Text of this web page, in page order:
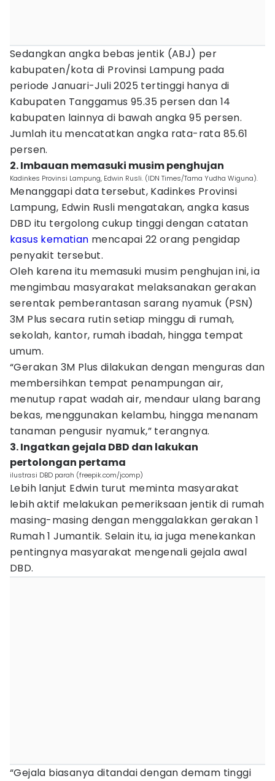
Sedangkan angka bebas jentik (ABJ) per
kabupaten/kota di Provinsi Lampung pada
periode Januari-Juli 2025 tertinggi hanya di
Kabupaten Tanggamus 95.35 persen dan 14
kabupaten lainnya di bawah angka 95 persen.
Jumlah itu mencatatkan angka rata-rata 85.61
persen.
2. Imbauan memasuki musim penghujan
Kadinkes Provinsi Lampung, Edwin Rusli. (IDN Times/Tama Yudha Wiguna).
Menanggapi data tersebut, Kadinkes Provinsi
Lampung, Edwin Rusli mengatakan, angka kasus
DBD itu tergolong cukup tinggi dengan catatan
kasus kematian mencapai 22 orang pengidap
penyakit tersebut.
Oleh karena itu memasuki musim penghujan ini, ia
mengimbau masyarakat melaksanakan gerakan
serentak pemberantasan sarang nyamuk (PSN)
3M Plus secara rutin setiap minggu di rumah,
sekolah, kantor, rumah ibadah, hingga tempat
umum.
“Gerakan 3M Plus dilakukan dengan menguras dan
membersihkan tempat penampungan air,
menutup rapat wadah air, mendaur ulang barang
bekas, menggunakan kelambu, hingga menanam
tanaman pengusir nyamuk,” terangnya.
3. Ingatkan gejala DBD dan lakukan
pertolongan pertama
ilustrasi DBD parah (freepik.com/jcomp)
Lebih lanjut Edwin turut meminta masyarakat
lebih aktif melakukan pemeriksaan jentik di rumah
masing-masing dengan menggalakkan gerakan 1
Rumah 1 Jumantik. Selain itu, ia juga menekankan
pentingnya masyarakat mengenali gejala awal
DBD.
“Gejala biasanya ditandai dengan demam tinggi